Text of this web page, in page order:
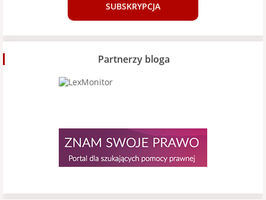
SUBSKRYPCJA
Partnerzy bloga